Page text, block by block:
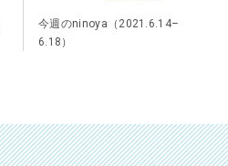
今週のninoya（2021.6.14–
6.18）